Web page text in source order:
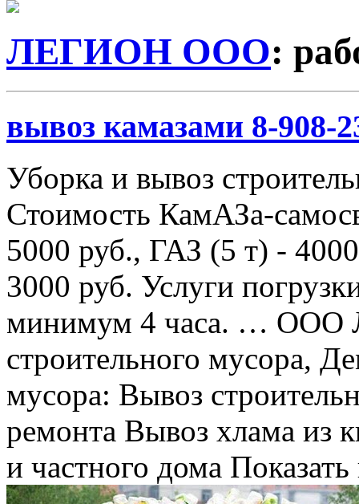
ЛЕГИОН ООО:
вывоз камазами 8-908-
Уборка и вывоз
Стоимость КамАЗа-
5000 руб., ГАЗ (5 т) -
3000 руб. Услуги
минимум 4 часа. …
строительного мусора,
мусора: Вывоз
ремонта Вывоз хлама из
и частного дома